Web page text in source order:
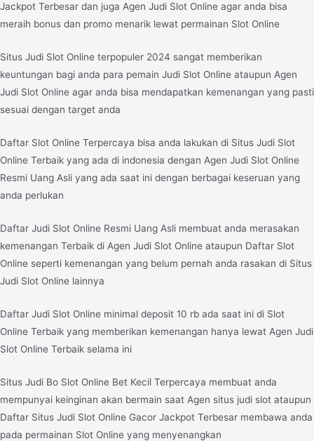
Jackpot Terbesar dan juga Agen Judi Slot Online agar anda bisa
meraih bonus dan promo menarik lewat permainan Slot Online
Situs Judi Slot Online terpopuler 2024 sangat memberikan
keuntungan bagi anda para pemain Judi Slot Online ataupun Agen
Judi Slot Online agar anda bisa mendapatkan kemenangan yang pasti
sesuai dengan target anda
Daftar Slot Online Terpercaya bisa anda lakukan di Situs Judi Slot
Online Terbaik yang ada di indonesia dengan Agen Judi Slot Online
Resmi Uang Asli yang ada saat ini dengan berbagai keseruan yang
anda perlukan
Daftar Judi Slot Online Resmi Uang Asli membuat anda merasakan
kemenangan Terbaik di Agen Judi Slot Online ataupun Daftar Slot
Online seperti kemenangan yang belum pernah anda rasakan di Situs
Judi Slot Online lainnya
Daftar Judi Slot Online minimal deposit 10 rb ada saat ini di Slot
Online Terbaik yang memberikan kemenangan hanya lewat Agen Judi
Slot Online Terbaik selama ini
Situs Judi Bo Slot Online Bet Kecil Terpercaya membuat anda
mempunyai keinginan akan bermain saat Agen situs judi slot ataupun
Daftar Situs Judi Slot Online Gacor Jackpot Terbesar membawa anda
pada permainan Slot Online yang menyenangkan